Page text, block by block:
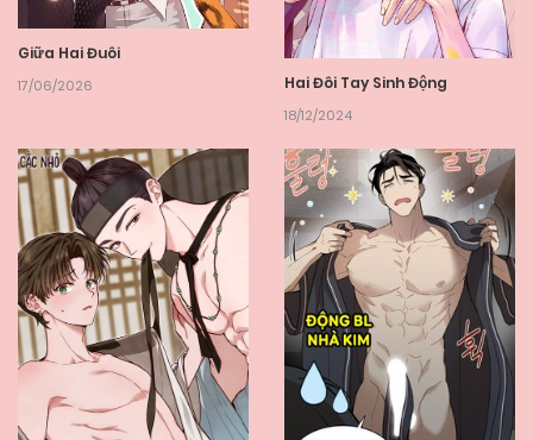
Giữa Hai Đuôi
17/06/2026 Hai Đôi Tay Sinh Động
18/12/2024